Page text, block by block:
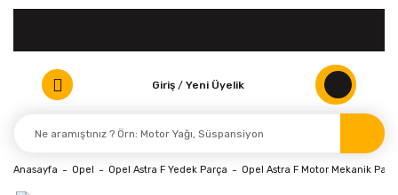
Giriş / Yeni Üyelik
Anasayfa Opel Opel Astra F Yedek Parça Opel Astra F Motor Mekanik